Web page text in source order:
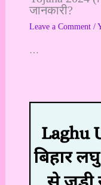
जानकारी?
Leave a Comment /
…